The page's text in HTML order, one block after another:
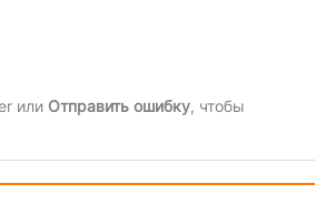
или Отправить ошибку, чтобы